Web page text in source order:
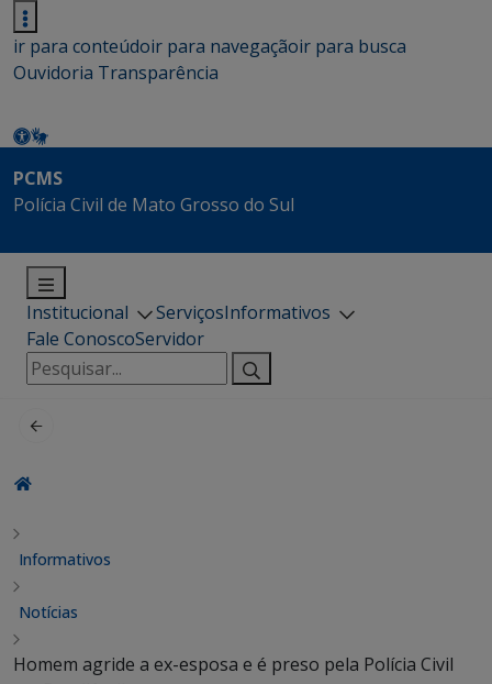
ir para conteúdoir para navegaçãoir para busca
Ouvidoria Transparência
PCMS
Polícia Civil de Mato Grosso do Sul
Institucional ServiçosInformativos
Fale ConoscoServidor
Pesquisar
por:
Informativos
Notícias
Homem agride a ex-esposa e é preso pela Polícia Civil